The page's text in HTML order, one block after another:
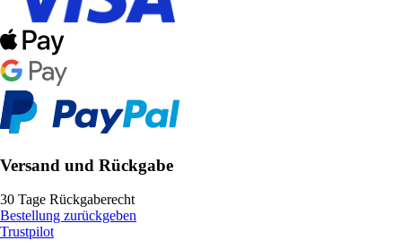
Versand und Rückgabe
30 Tage Rückgaberecht
Bestellung zurückgeben
Trustpilot